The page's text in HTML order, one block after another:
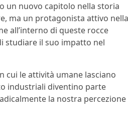
un nuovo capitolo nella storia
ma un protagonista attivo nella
all’interno di queste rocce
studiare il suo impatto nel
cui le attività umane lasciano
industriali diventino parte
la nostra percezione